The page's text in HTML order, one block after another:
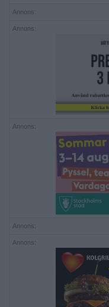
Annons:
Annons:
Annons:
Annons:
Annons: